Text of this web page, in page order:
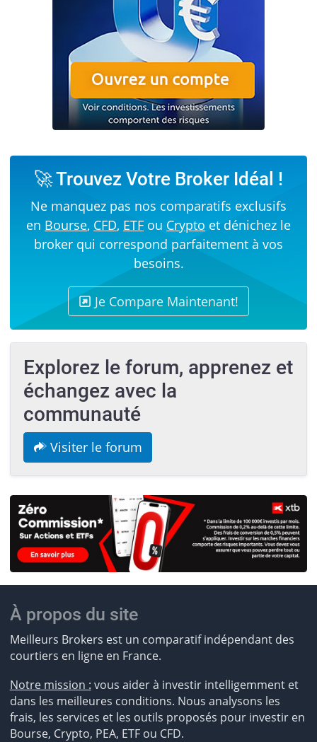
🚀 Trouvez Votre Broker Idéal !
Ne manquez pas nos comparatifs exclusifs
en Bourse, CFD, ETF ou Crypto et dénichez le
broker qui correspond parfaitement à vos
besoins.
Je Compare Maintenant!
Explorez le forum, apprenez et
échangez avec la
communauté
Visiter le forum
À propos du site
Meilleurs Brokers est un comparatif indépendant des
courtiers en ligne en France.
Notre mission : vous aider à investir intelligemment et
dans les meilleures conditions. Nous analysons les
frais, les services et les outils proposés pour investir en
Bourse, Crypto, PEA, ETF ou CFD.